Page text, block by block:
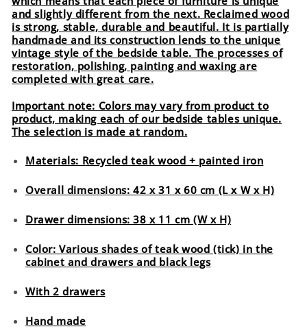
and slightly different from the next. Reclaimed wood
is strong, stable, durable and beautiful. It is partially
handmade and its construction lends to the unique
vintage style of the bedside table. The processes of
restoration, polishing, painting and waxing are
completed with great care.
Important note: Colors may vary from product to
product, making each of our bedside tables unique.
The selection is made at random.
Materials: Recycled teak wood + painted iron
Overall dimensions: 42 x 31 x 60 cm (L x W x H)
Drawer dimensions: 38 x 11 cm (W x H)
Color: Various shades of teak wood (tick) in the
cabinet and drawers and black legs
With 2 drawers
Hand made